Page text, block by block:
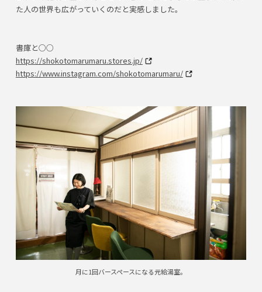
た人の世界も広がっていくのだと実感しました。
書庫と○○
https://shokotomarumaru.stores.jp/
https://www.instagram.com/shokotomarumaru/
月に1回バースペースになる元給湯室。